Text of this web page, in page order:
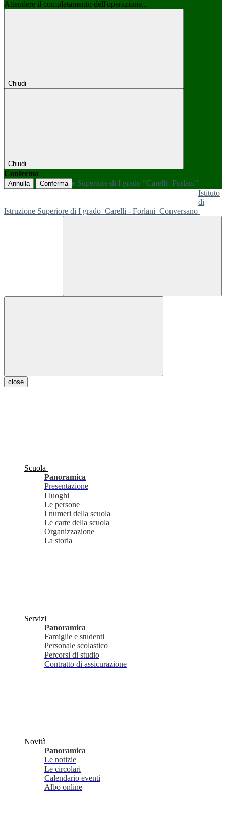
Attendere il completamento dell'operazione...
Chiudi
Chiudi
Conferma
Annulla Conferma
Istituto
di
Istruzione Superiore di I grado Carelli - Forlani Conversano
close
Scuola
Panoramica
Presentazione
I luoghi
Le persone
I numeri della scuola
Le carte della scuola
Organizzazione
La storia
Servizi
Panoramica
Famiglie e studenti
Personale scolastico
Percorsi di studio
Contratto di assicurazione
Novità
Panoramica
Le notizie
Le circolari
Calendario eventi
Albo online